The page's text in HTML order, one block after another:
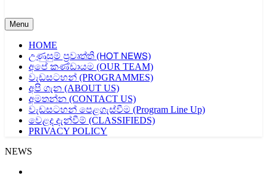
Menu
HOME
උණුසුම් ප්‍රවෘත්ති (𝖧𝖮𝖳 𝖭𝖤𝖶𝖲)
අපේ කණ්ඩායම (OUR TEAM)
වැඩසටහන් (PROGRAMMES)
අපි ගැන (ABOUT US)
අමතන්න (CONTACT US)
වැඩසටහන් පෙළගැස්වීම (Program Line Up)
වෙළද දැන්වීම් (CLASSIFIEDS)
PRIVACY POLICY
NEWS